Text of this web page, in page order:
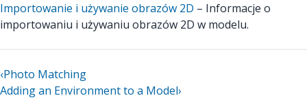
Importowanie i używanie obrazów 2D – Informacje o
importowaniu i używaniu obrazów 2D w modelu.
‹Photo Matching
Adding an Environment to a Model›